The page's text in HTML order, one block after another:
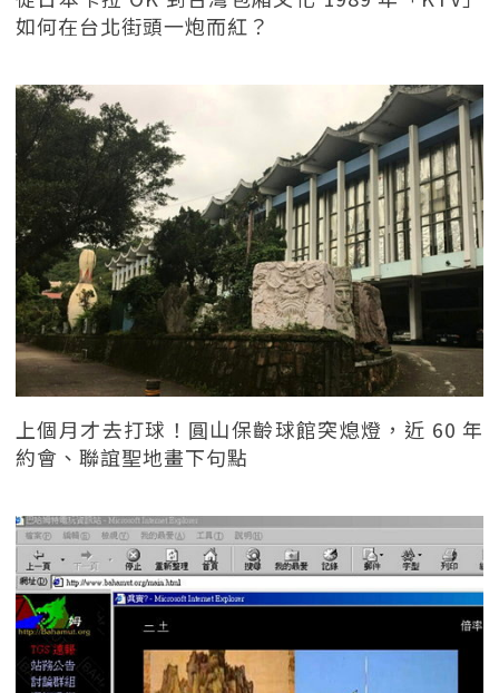
如何在台北街頭一炮而紅？
上個月才去打球！圓山保齡球館突熄燈，近 60 年
約會、聯誼聖地畫下句點